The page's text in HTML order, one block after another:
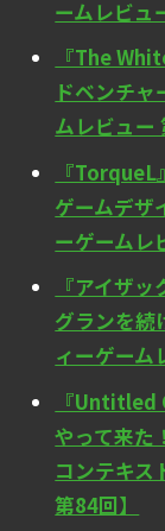
ームレビュ
『The
ドベンチ
ムレビュー
『
ゲームデザ
ーゲームレ
『アイザ
グランを続
ィーゲーム
『Untitled
やって来た
コンテキス
第84回】